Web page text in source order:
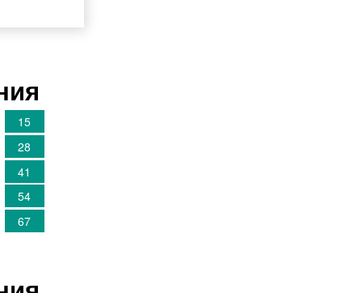
15
28
41
54
67